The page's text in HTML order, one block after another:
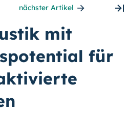
nächster Artikel
mit
für